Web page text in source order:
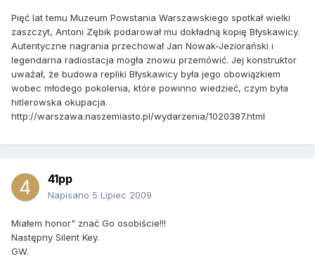
Pięć lat temu Muzeum Powstania Warszawskiego spotkał wielki
zaszczyt, Antoni Zębik podarował mu dokładną kopię Błyskawicy.
Autentyczne nagrania przechował Jan Nowak-Jeziorański i
legendarna radiostacja mogła znowu przemówić. Jej konstruktor
uważał, że budowa repliki Błyskawicy była jego obowiązkiem
wobec młodego pokolenia, które powinno wiedzieć, czym była
hitlerowska okupacja.
http://warszawa.naszemiasto.pl/wydarzenia/1020387.html
41pp
Napisano 5 Lipiec 2009
Miałem honor" znać Go osobiście!!!
Następny Silent Key.
GW.